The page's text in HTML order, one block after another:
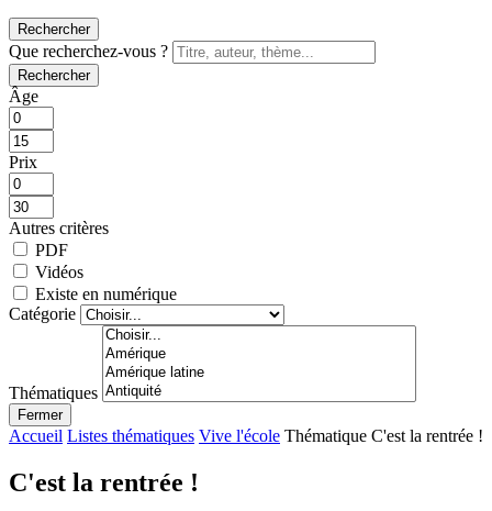
Rechercher
Que recherchez-vous ?
Rechercher
Âge
Prix
Autres critères
PDF
Vidéos
Existe en numérique
Catégorie
Thématiques
Fermer
Accueil Listes thématiques Vive l'école Thématique C'est la rentrée !
C'est la rentrée !